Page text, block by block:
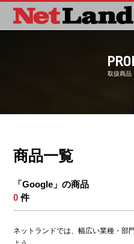
取扱商品
商品一覧
「Google」の商品
0 件
ネットランドでは、幅広い業種・部